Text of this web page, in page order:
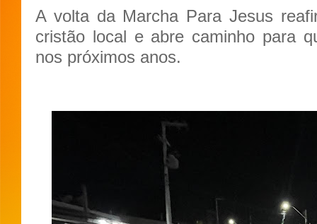
A volta da Marcha Para Jesus
cristão local e abre caminho para
nos próximos anos.